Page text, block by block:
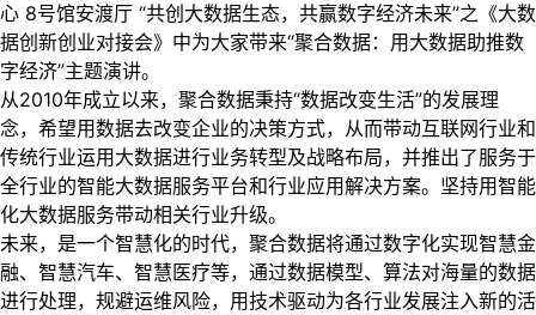
心 8号馆安渡厅 “共创大数据生态，共赢数字经济未来”之《大数
据创新创业对接会》中为大家带来“聚合数据：用大数据助推数
字经济”主题演讲。
从2010年成立以来，聚合数据秉持“数据改变生活”的发展理
念，希望用数据去改变企业的决策方式，从而带动互联网行业和
传统行业运用大数据进行业务转型及战略布局，并推出了服务于
全行业的智能大数据服务平台和行业应用解决方案。坚持用智能
化大数据服务带动相关行业升级。
未来，是一个智慧化的时代，聚合数据将通过数字化实现智慧金
融、智慧汽车、智慧医疗等，通过数据模型、算法对海量的数据
进行处理，规避运维风险，用技术驱动为各行业发展注入新的活